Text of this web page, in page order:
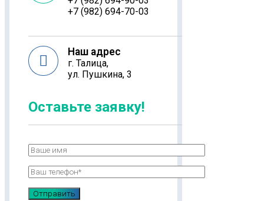
+7 (982) 694-70-03
Наш адрес
г. Талица,
ул. Пушкина, 3
Оставьте заявку!